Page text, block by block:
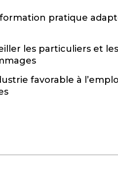
pratique
les particuliers et
favorable à